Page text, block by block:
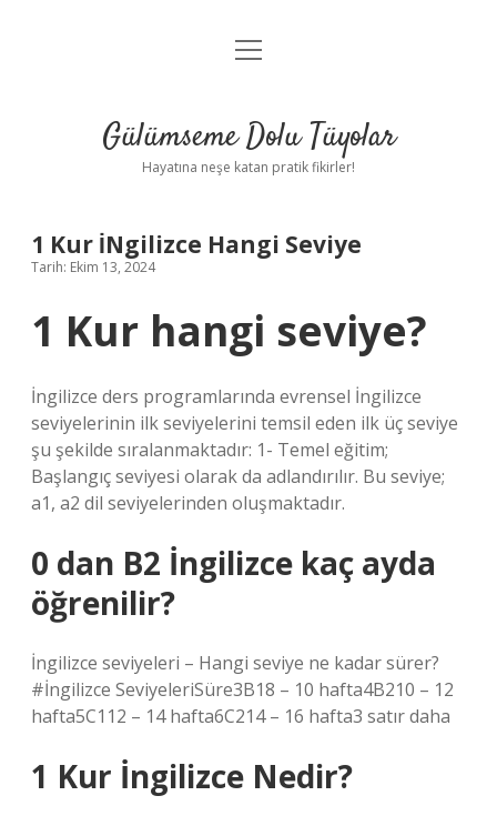
Anasayfa
Yasal Uyarı
menüyü
Gülümseme Dolu Tüyolar
Hayatına neşe katan pratik fikirler!
1 Kur İNgilizce Hangi Seviye
Tarih: Ekim 13, 2024
1 Kur hangi seviye?
İngilizce ders programlarında evrensel İngilizce
seviyelerinin ilk seviyelerini temsil eden ilk üç seviye
şu şekilde sıralanmaktadır: 1- Temel eğitim;
Başlangıç ​​seviyesi olarak da adlandırılır. Bu seviye;
a1, a2 dil seviyelerinden oluşmaktadır.
0 dan B2 İngilizce kaç ayda
öğrenilir?
İngilizce seviyeleri – Hangi seviye ne kadar sürer?
#İngilizce SeviyeleriSüre3B18 – 10 hafta4B210 – 12
hafta5C112 – 14 hafta6C214 – 16 hafta3 satır daha
1 Kur İngilizce Nedir?